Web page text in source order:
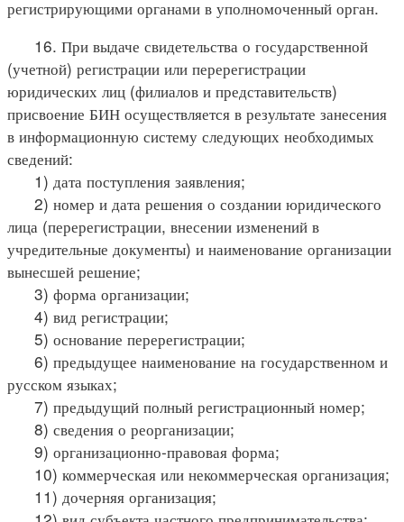
регистрирующими органами в уполномоченный орган.
16. При выдаче свидетельства о государственной
(учетной) регистрации или перерегистрации
юридических лиц (филиалов и представительств)
присвоение БИН осуществляется в результате занесения
в информационную систему следующих необходимых
сведений:
1) дата поступления заявления;
2) номер и дата решения о создании юридического
лица (перерегистрации, внесении изменений в
учредительные документы) и наименование организации
вынесшей решение;
3) форма организации;
4) вид регистрации;
5) основание перерегистрации;
6) предыдущее наименование на государственном и
русском языках;
7) предыдущий полный регистрационный номер;
8) сведения о реорганизации;
9) организационно-правовая форма;
10) коммерческая или некоммерческая организация;
11) дочерняя организация;